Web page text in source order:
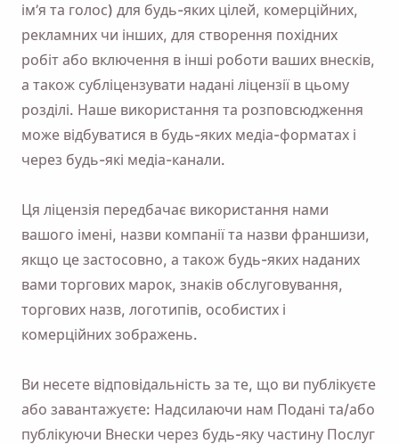
ім’я та голос) для будь-яких цілей, комерційних,
рекламних чи інших, для створення похідних
робіт або включення в інші роботи ваших внесків,
а також субліцензувати надані ліцензії в цьому
розділі. Наше використання та розповсюдження
може відбуватися в будь-яких медіа-форматах і
через будь-які медіа-канали.
Ця ліцензія передбачає використання нами
вашого імені, назви компанії та назви франшизи,
якщо це застосовно, а також будь-яких наданих
вами торгових марок, знаків обслуговування,
торгових назв, логотипів, особистих і
комерційних зображень.
Ви несете відповідальність за те, що ви публікуєте
або завантажуєте: Надсилаючи нам Подані та/або
публікуючи Внески через будь-яку частину Послуг